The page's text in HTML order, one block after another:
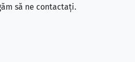
să ne contactați.